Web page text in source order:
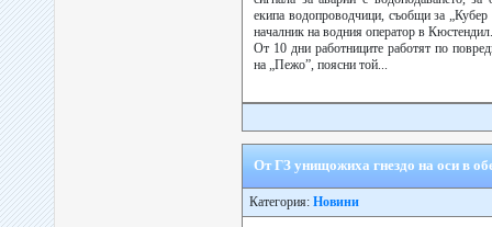
екипа водопроводчици, съобщи за
началник на водния оператор в Кюстендил.
От 10 дни работниците работят по
на „Пежо”, поясни той...
От ГЗ унищожиха гнездо на оси в
Категория: Новини